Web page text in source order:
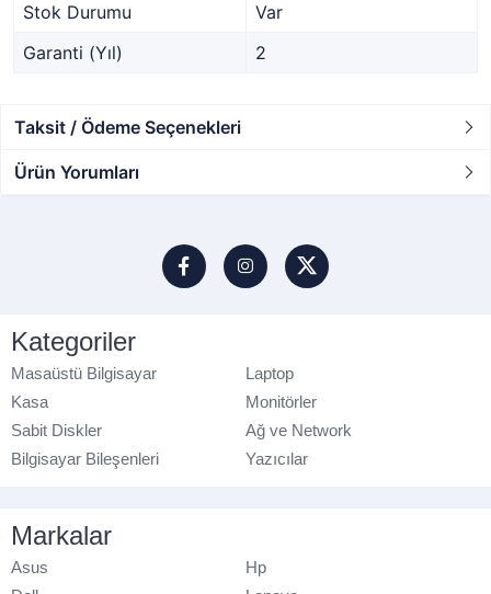
Stok Durumu
Var
Garanti (Yıl)
2
Taksit / Ödeme Seçenekleri
Ürün Yorumları
Kategoriler
Masaüstü Bilgisayar
Laptop
Kasa
Monitörler
Sabit Diskler
Ağ ve Network
Bilgisayar Bileşenleri
Yazıcılar
Markalar
Asus
Hp